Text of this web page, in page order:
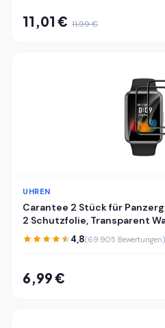
11,01 € 11,99 €
UHREN
Carantee 2 Stück für
2 Schutzfolie, Transparent
Displayschutzfolie für
Sensitive Touch Antifouling
4,8(69.905 Bewertungen)
6,99 €